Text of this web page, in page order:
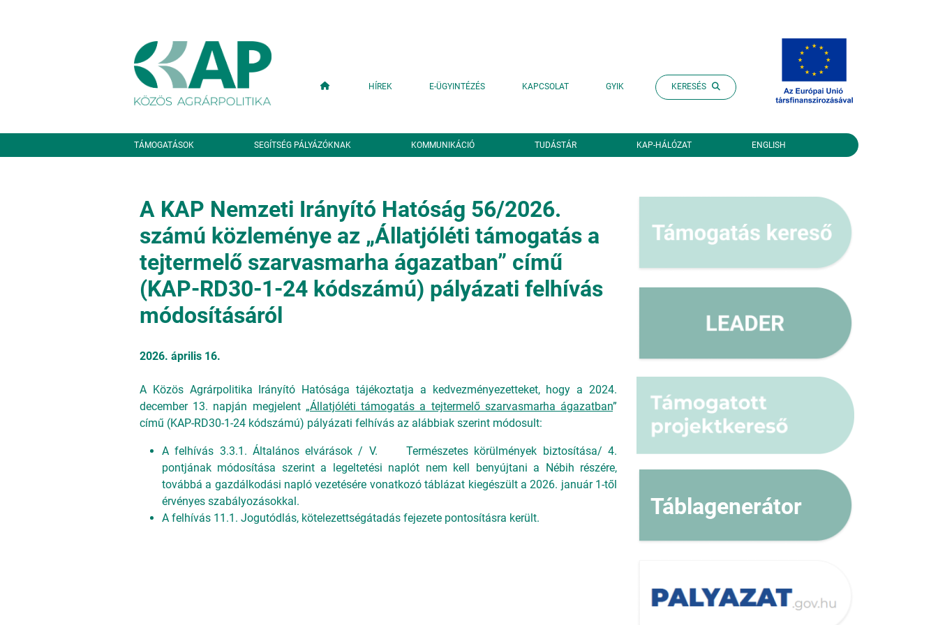
Fő navigáció
HÍREK E-ÜGYINTÉZÉS KAPCSOLAT GYIK KERESÉS
Másodlagos navigáció
TÁMOGATÁSOK SEGÍTSÉG PÁLYÁZÓKNAK KOMMUNIKÁCIÓ TUDÁSTÁR KAP-HÁLÓZAT ENGLISH
A KAP Nemzeti Irányító Hatóság 56/2026.
számú közleménye az „Állatjóléti támogatás a
tejtermelő szarvasmarha ágazatban” című
(KAP-RD30-1-24 kódszámú) pályázati felhívás
módosításáról
2026. április 16.
A Közös Agrárpolitika Irányító Hatósága tájékoztatja a kedvezményezetteket, hogy a 2024.
december 13. napján megjelent „Állatjóléti támogatás a tejtermelő szarvasmarha ágazatban”
című (KAP-RD30-1-24 kódszámú) pályázati felhívás az alábbiak szerint módosult:
A felhívás 3.3.1. Általános elvárások / V. Természetes körülmények biztosítása/ 4.
pontjának módosítása szerint a legeltetési naplót nem kell benyújtani a Nébih részére,
továbbá a gazdálkodási napló vezetésére vonatkozó táblázat kiegészült a 2026. január 1-től
érvényes szabályozásokkal.
A felhívás 11.1. Jogutódlás, kötelezettségátadás fejezete pontosításra került.
Táblagenerátor